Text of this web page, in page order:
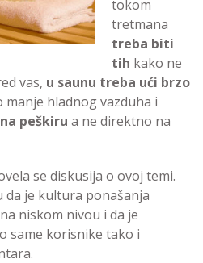
tokom
tretmana
treba biti
tih kako ne
vas, u saunu treba ući brzo
hladnog vazduha i
peškiru a ne direktno na
se diskusija o ovoj temi.
da je kultura ponašanja
niskom nivou i da je
same korisnike tako i